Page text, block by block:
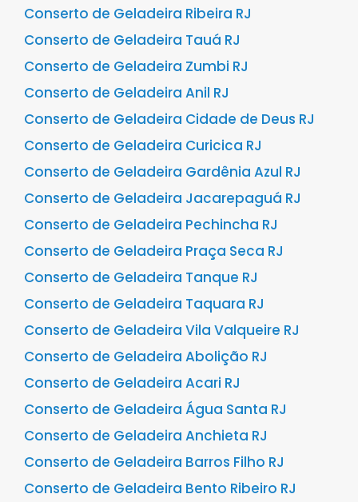
Conserto de Geladeira Ribeira RJ
Conserto de Geladeira Tauá RJ
Conserto de Geladeira Zumbi RJ
Conserto de Geladeira Anil RJ
Conserto de Geladeira Cidade de Deus RJ
Conserto de Geladeira Curicica RJ
Conserto de Geladeira Gardênia Azul RJ
Conserto de Geladeira Jacarepaguá RJ
Conserto de Geladeira Pechincha RJ
Conserto de Geladeira Praça Seca RJ
Conserto de Geladeira Tanque RJ
Conserto de Geladeira Taquara RJ
Conserto de Geladeira Vila Valqueire RJ
Conserto de Geladeira Abolição RJ
Conserto de Geladeira Acari RJ
Conserto de Geladeira Água Santa RJ
Conserto de Geladeira Anchieta RJ
Conserto de Geladeira Barros Filho RJ
Conserto de Geladeira Bento Ribeiro RJ